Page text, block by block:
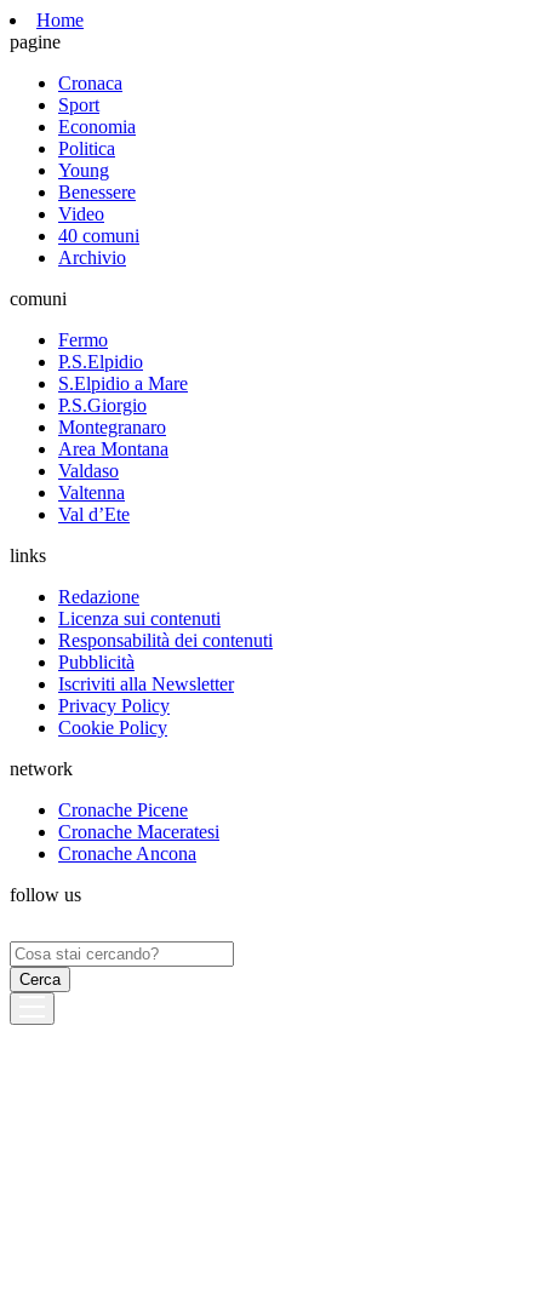
Home
pagine
Cronaca
Sport
Economia
Politica
Young
Benessere
Video
40 comuni
Archivio
comuni
Fermo
P.S.Elpidio
S.Elpidio a Mare
P.S.Giorgio
Montegranaro
Area Montana
Valdaso
Valtenna
Val d’Ete
links
Redazione
Licenza sui contenuti
Responsabilità dei contenuti
Pubblicità
Iscriviti alla Newsletter
Privacy Policy
Cookie Policy
network
Cronache Picene
Cronache Maceratesi
Cronache Ancona
follow us
Ricerca
per: